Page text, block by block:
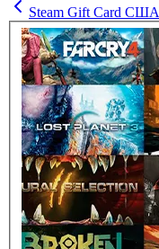
Steam Gift Card США